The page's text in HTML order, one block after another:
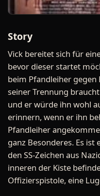
Story
Vick bereitet sich für
bevor dieser startet
beim Pfandleiher gegen
seiner Trennung
und er würde ihn wohl
erinnern, wenn er ihn
Pfandleiher
ganz Besonderes. Es
den SS-Zeichen aus
inneren der Kiste
Offizierspistole, eine